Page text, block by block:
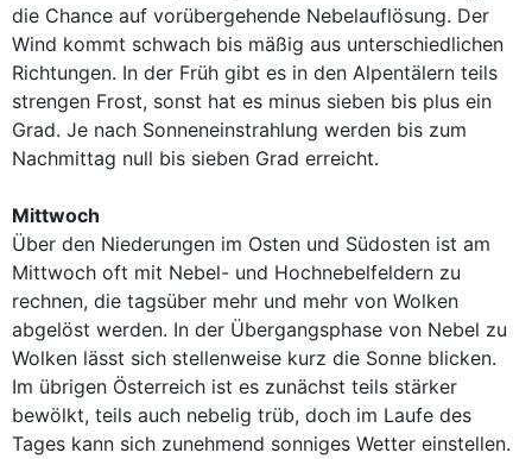
die Chance auf vorübergehende Nebelauflösung. Der
Wind kommt schwach bis mäßig aus unterschiedlichen
Richtungen. In der Früh gibt es in den Alpentälern teils
strengen Frost, sonst hat es minus sieben bis plus ein
Grad. Je nach Sonneneinstrahlung werden bis zum
Nachmittag null bis sieben Grad erreicht.
Mittwoch
Über den Niederungen im Osten und Südosten ist am
Mittwoch oft mit Nebel- und Hochnebelfeldern zu
rechnen, die tagsüber mehr und mehr von Wolken
abgelöst werden. In der Übergangsphase von Nebel zu
Wolken lässt sich stellenweise kurz die Sonne blicken.
Im übrigen Österreich ist es zunächst teils stärker
bewölkt, teils auch nebelig trüb, doch im Laufe des
Tages kann sich zunehmend sonniges Wetter einstellen.